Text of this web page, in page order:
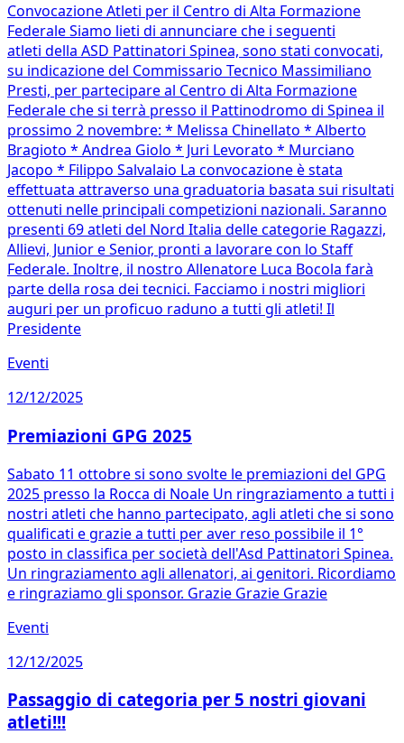
Convocazione Atleti per il Centro di Alta Formazione
Federale Siamo lieti di annunciare che i seguenti
atleti della ASD Pattinatori Spinea, sono stati convocati,
su indicazione del Commissario Tecnico Massimiliano
Presti, per partecipare al Centro di Alta Formazione
Federale che si terrà presso il Pattinodromo di Spinea il
prossimo 2 novembre: * Melissa Chinellato * Alberto
Bragioto * Andrea Giolo * Juri Levorato * Murciano
Jacopo * Filippo Salvalaio La convocazione è stata
effettuata attraverso una graduatoria basata sui risultati
ottenuti nelle principali competizioni nazionali. Saranno
presenti 69 atleti del Nord Italia delle categorie Ragazzi,
Allievi, Junior e Senior, pronti a lavorare con lo Staff
Federale. Inoltre, il nostro Allenatore Luca Bocola farà
parte della rosa dei tecnici. Facciamo i nostri migliori
auguri per un proficuo raduno a tutti gli atleti! Il
Presidente
Eventi
12/12/2025
Premiazioni GPG 2025
Sabato 11 ottobre si sono svolte le premiazioni del GPG
2025 presso la Rocca di Noale Un ringraziamento a tutti i
nostri atleti che hanno partecipato, agli atleti che si sono
qualificati e grazie a tutti per aver reso possibile il 1°
posto in classifica per società dell'Asd Pattinatori Spinea.
Un ringraziamento agli allenatori, ai genitori. Ricordiamo
e ringraziamo gli sponsor. Grazie Grazie Grazie
Eventi
12/12/2025
Passaggio di categoria per 5 nostri giovani
atleti!!!